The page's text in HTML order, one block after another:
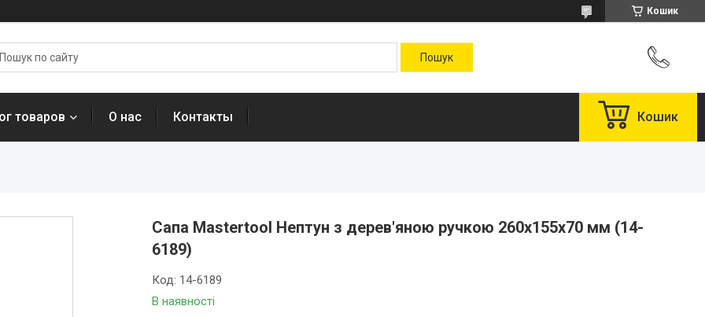
Кошик
товаров О нас Контакты Кошик
Сапа Mastertool Нептун з дерев'яною ручкою 260x155x70 мм (14-
6189)
В наявності
Код: 14-6189